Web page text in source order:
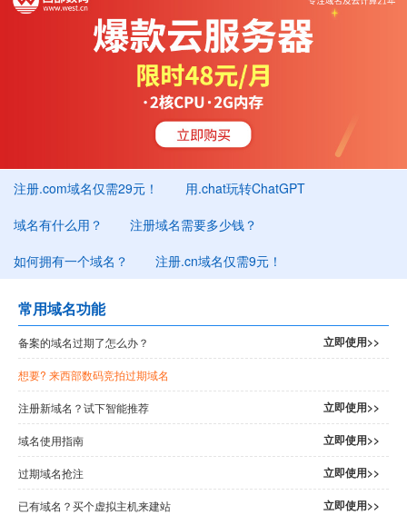
注册.com域名仅需29元！
用.chat玩转ChatGPT
域名有什么用？
注册域名需要多少钱？
如何拥有一个域名？
注册.cn域名仅需9元！
常用域名功能
备案的域名过期了怎么办？ 立即使用>>
想要? 来西部数码竞拍过期域名
注册新域名？试下智能推荐 立即使用>>
域名使用指南 立即使用>>
过期域名抢注 立即使用>>
已有域名？买个虚拟主机来建站 立即使用>>